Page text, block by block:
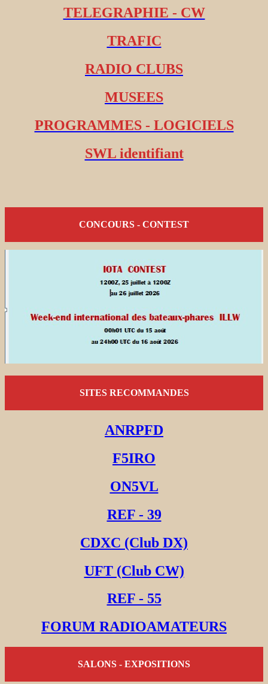
TELEGRAPHIE - CW
TRAFIC
RADIO CLUBS
MUSEES
PROGRAMMES - LOGICIELS
SWL identifiant
CONCOURS - CONTEST
SITES RECOMMANDES
ANRPFD
F5IRO
ON5VL
REF - 39
CDXC (Club DX)
UFT (Club CW)
REF - 55
FORUM RADIOAMATEURS
SALONS - EXPOSITIONS